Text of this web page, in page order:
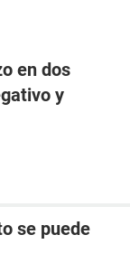
en dos
y
se puede